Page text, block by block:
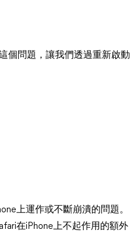
個問題，讓我們透過重新啟動
上運作或不斷崩潰的問題。
在iPhone上不起作用的額外